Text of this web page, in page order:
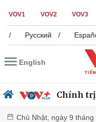
VOV1 VOV2 VOV3
/ Español /
English
Chính trị
Hà Nội